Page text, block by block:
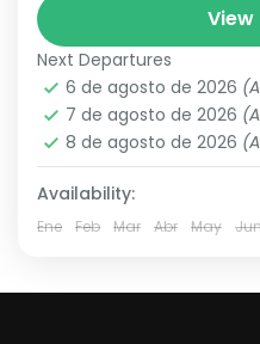
Express Krakow 3* en
Cracovia,Polonia
1 Person
View
Next Departures
6 de agosto de 2026
7 de agosto de 2026
8 de agosto de 2026
Availability:
Ene Feb Mar Abr May